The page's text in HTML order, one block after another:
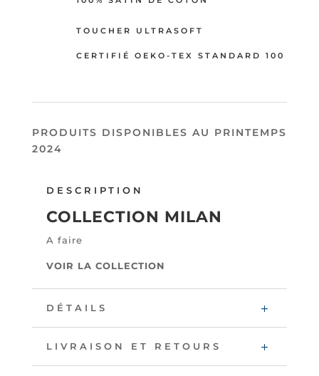
TOUCHER ULTRASOFT
CERTIFIÉ OEKO-TEX STANDARD 100
PRODUITS DISPONIBLES AU PRINTEMPS
2024
DESCRIPTION
COLLECTION MILAN
A faire
VOIR LA COLLECTION
DÉTAILS
LIVRAISON ET RETOURS